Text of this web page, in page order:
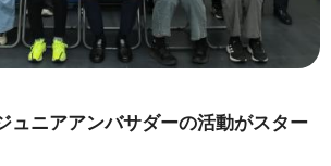
ュニアアンバサダーの活動がスター